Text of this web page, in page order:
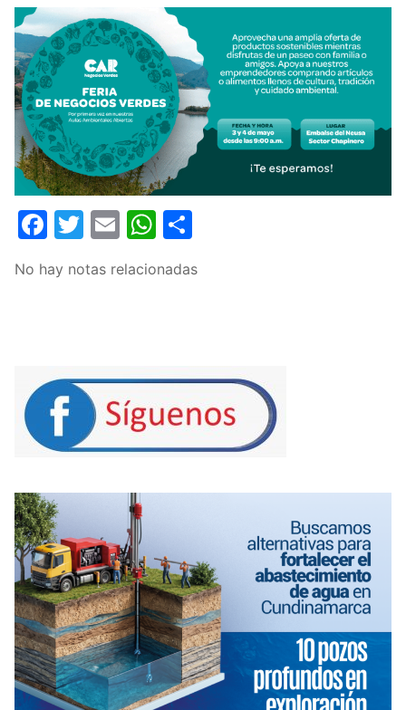
Facebook
Twitter
EmailWhatsApp
No hay notas relacionadas